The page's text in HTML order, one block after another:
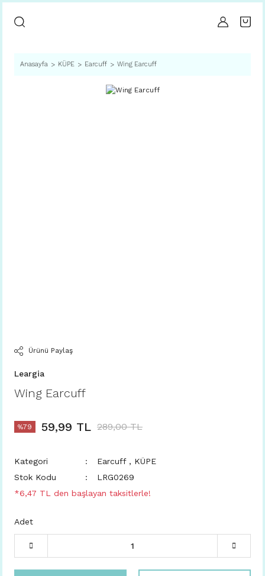
Anasayfa KÜPE Earcuff Wing Earcuff
Ürünü Paylaş
Leargia
Wing Earcuff
%79 59,99 TL 289,00 TL
Kategori Earcuff , KÜPE
Stok Kodu
LRG0269
*6,47 TL den başlayan taksitlerle!
Adet